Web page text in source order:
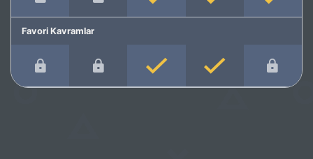
Favori Kavramlar